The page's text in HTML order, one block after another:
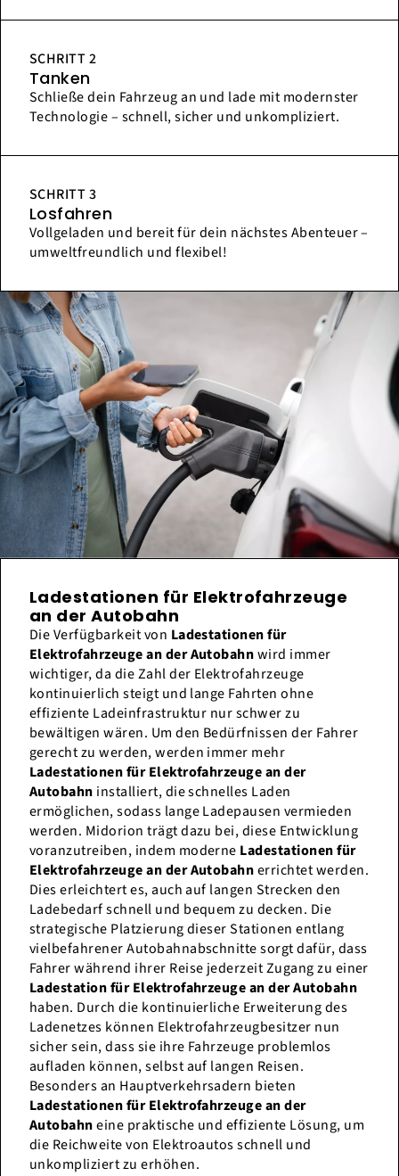
SCHRITT 2
Tanken
Schließe dein Fahrzeug an und lade mit modernster
Technologie – schnell, sicher und unkompliziert.
SCHRITT 3
Losfahren
Vollgeladen und bereit für dein nächstes Abenteuer –
umweltfreundlich und flexibel!
Ladestationen für Elektrofahrzeuge
an der Autobahn
Die Verfügbarkeit von Ladestationen für
Elektrofahrzeuge an der Autobahnwird immer
wichtiger, da die Zahl der Elektrofahrzeuge
kontinuierlich steigt und lange Fahrten ohne
effiziente Ladeinfrastruktur nur schwer zu
bewältigen wären. Um den Bedürfnissen der Fahrer
gerecht zu werden, werden immer mehr
Ladestationen für Elektrofahrzeuge an der
Autobahn installiert, die schnelles Laden
ermöglichen, sodass lange Ladepausen vermieden
werden. Midorion trägt dazu bei, diese Entwicklung
voranzutreiben, indem moderne Ladestationen für
Elektrofahrzeuge an der Autobahnerrichtet werden.
Dies erleichtert es, auch auf langen Strecken den
Ladebedarf schnell und bequem zu decken. Die
strategische Platzierung dieser Stationen entlang
vielbefahrener Autobahnabschnitte sorgt dafür, dass
Fahrer während ihrer Reise jederzeit Zugang zu einer
Ladestation für Elektrofahrzeuge an der Autobahn
haben. Durch die kontinuierliche Erweiterung des
Ladenetzes können Elektrofahrzeugbesitzer nun
sicher sein, dass sie ihre Fahrzeuge problemlos
aufladen können, selbst auf langen Reisen.
Besonders an Hauptverkehrsadern bieten
Ladestationen für Elektrofahrzeuge an der
Autobahneine praktische und effiziente Lösung, um
die Reichweite von Elektroautos schnell und
unkompliziert zu erhöhen.